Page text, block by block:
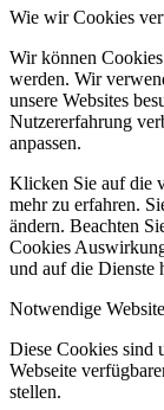
Wie wir Cookies
Wir können
werden. Wir
unsere Websites
Nutzererfahrung
anpassen.
Klicken Sie auf die
mehr zu erfahren.
ändern. Beachten
Cookies
und auf die Dienste
Notwendige
Diese Cookies sind
Webseite
stellen.